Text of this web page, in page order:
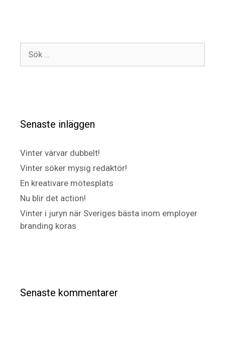
Senaste inläggen
Vinter värvar dubbelt!
Vinter söker mysig redaktör!
En kreativare mötesplats
Nu blir det action!
Vinter i juryn när Sveriges bästa inom employer
branding koras
Senaste kommentarer